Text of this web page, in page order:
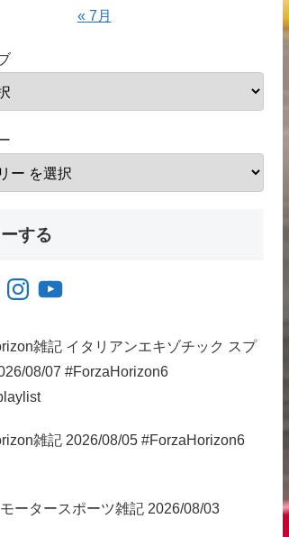
« 7月
する
InstagramYouTube
雑記 イタリアンエキゾチック スプ
08/07 #ForzaHorizon6
雑記 2026/08/05 #ForzaHorizon6
ータースポーツ雑記 2026/08/03